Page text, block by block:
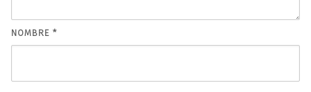
NOMBRE *